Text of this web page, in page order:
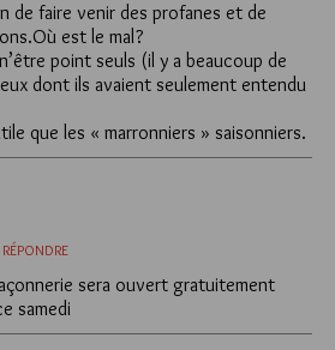
de faire venir des profanes et de
est le mal?
point seuls (il y a beaucoup de
dont ils avaient seulement entendu
que les « marronniers » saisonniers.
RÉPONDRE
sera ouvert gratuitement
samedi